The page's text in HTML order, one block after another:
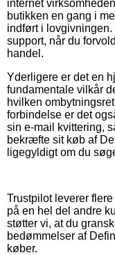
internet
butikken en gang i
indført i
support, når du
handel.
Yderligere er det en
fundamentale vilkår
hvilken
forbindelse er det
sin e-mail kvittering,
bekræfte sit køb af
ligegyldigt om du
Trustpilot leverer
på en hel del andre
støtter vi, at du
bedømmelser af
køber.